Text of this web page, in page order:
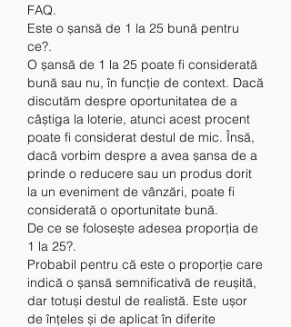
FAQ.
Este o șansă de 1 la 25 bună pentru
ce?.
O șansă de 1 la 25 poate fi considerată
bună sau nu, în funcție de context. Dacă
discutăm despre oportunitatea de a
câștiga la loterie, atunci acest procent
poate fi considerat destul de mic. Însă,
dacă vorbim despre a avea șansa de a
prinde o reducere sau un produs dorit
la un eveniment de vânzări, poate fi
considerată o oportunitate bună.
De ce se folosește adesea proporția de
1 la 25?.
Probabil pentru că este o proporție care
indică o șansă semnificativă de reușită,
dar totuși destul de realistă. Este ușor
de înțeles și de aplicat în diferite